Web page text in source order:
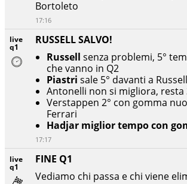
live
q1
FINE Q1
Vediamo chi passa e chi viene
live
q1
RUSSELL SALVO!
Russell senza problemi, 5°
che vanno in Q2
Piastri sale 5° davanti a Russell
Antonelli non si migliora, resta
Verstappen 2° con gomma
Ferrari
Hadjar miglior tempo con
17:17
Bortoleto
17:16